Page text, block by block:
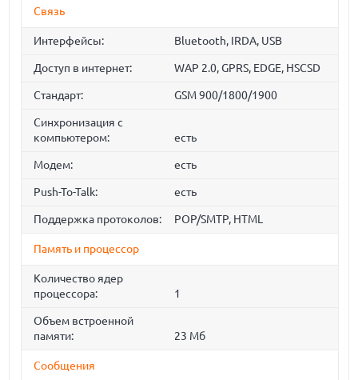
Связь
Интерфейсы: Bluetooth, IRDA, USB
Доступ в интернет: WAP 2.0, GPRS, EDGE, HSCSD
Стандарт: GSM 900/1800/1900
Синхронизация с
компьютером:
есть
Модем: есть
Push-To-Talk: есть
Поддержка протоколов: POP/SMTP, HTML
Память и процессор
Количество ядер
процессора:
1
Объем встроенной
памяти:
23 Мб
Сообщения